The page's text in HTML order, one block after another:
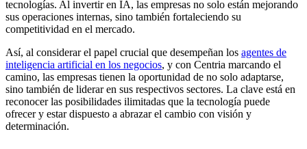
tecnologías. Al invertir en IA, las empresas no solo están mejorando
sus operaciones internas, sino también fortaleciendo su
competitividad en el mercado.
Así, al considerar el papel crucial que desempeñan los agentes de
inteligencia artificial en los negocios, y con Centria marcando el
camino, las empresas tienen la oportunidad de no solo adaptarse,
sino también de liderar en sus respectivos sectores. La clave está en
reconocer las posibilidades ilimitadas que la tecnología puede
ofrecer y estar dispuesto a abrazar el cambio con visión y
determinación.